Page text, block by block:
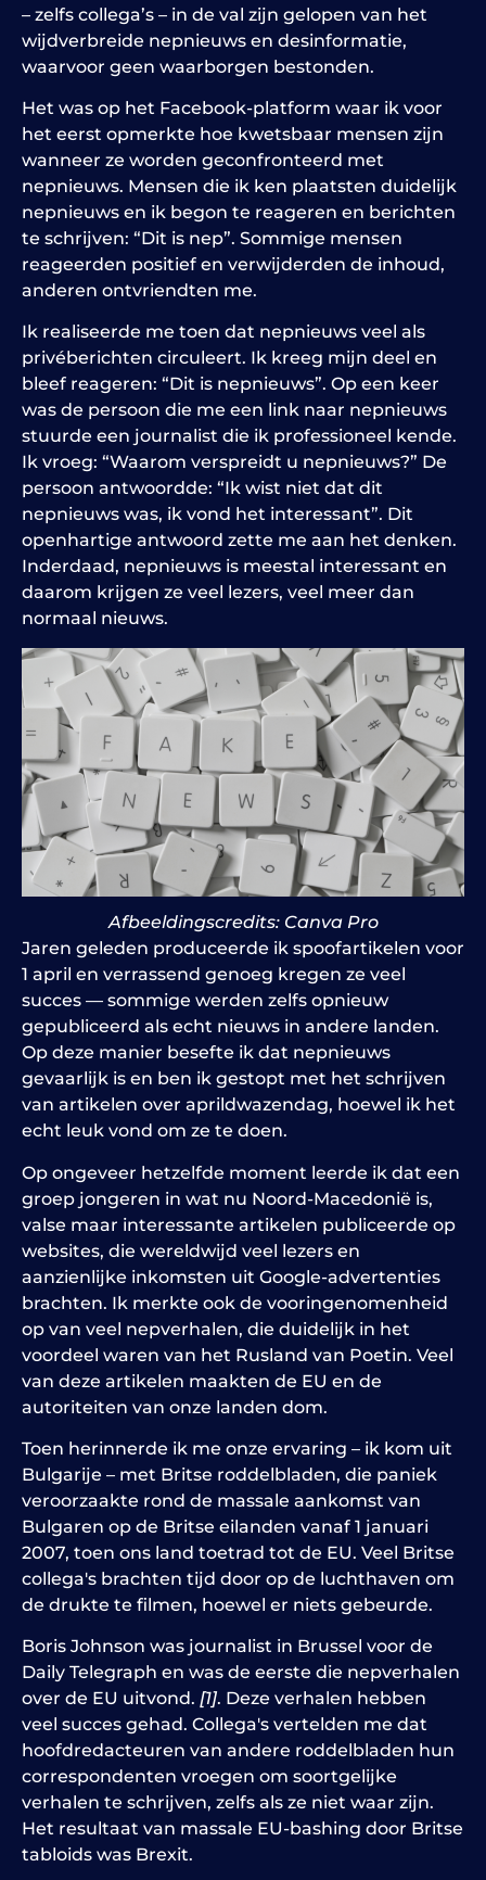
– zelfs collega’s – in de val zijn gelopen van het
wijdverbreide nepnieuws en desinformatie,
waarvoor geen waarborgen bestonden.
Het was op het Facebook-platform waar ik voor
het eerst opmerkte hoe kwetsbaar mensen zijn
wanneer ze worden geconfronteerd met
nepnieuws. Mensen die ik ken plaatsten duidelijk
nepnieuws en ik begon te reageren en berichten
te schrijven: “Dit is nep”. Sommige mensen
reageerden positief en verwijderden de inhoud,
anderen ontvriendten me.
Ik realiseerde me toen dat nepnieuws veel als
privéberichten circuleert. Ik kreeg mijn deel en
bleef reageren: “Dit is nepnieuws”. Op een keer
was de persoon die me een link naar nepnieuws
stuurde een journalist die ik professioneel kende.
Ik vroeg: “Waarom verspreidt u nepnieuws?” De
persoon antwoordde: “Ik wist niet dat dit
nepnieuws was, ik vond het interessant”. Dit
openhartige antwoord zette me aan het denken.
Inderdaad, nepnieuws is meestal interessant en
daarom krijgen ze veel lezers, veel meer dan
normaal nieuws.
Afbeeldingscredits: Canva Pro
Jaren geleden produceerde ik spoofartikelen voor
1 april en verrassend genoeg kregen ze veel
succes — sommige werden zelfs opnieuw
gepubliceerd als echt nieuws in andere landen.
Op deze manier besefte ik dat nepnieuws
gevaarlijk is en ben ik gestopt met het schrijven
van artikelen over aprildwazendag, hoewel ik het
echt leuk vond om ze te doen.
Op ongeveer hetzelfde moment leerde ik dat een
groep jongeren in wat nu Noord-Macedonië is,
valse maar interessante artikelen publiceerde op
websites, die wereldwijd veel lezers en
aanzienlijke inkomsten uit Google-advertenties
brachten. Ik merkte ook de vooringenomenheid
op van veel nepverhalen, die duidelijk in het
voordeel waren van het Rusland van Poetin. Veel
van deze artikelen maakten de EU en de
autoriteiten van onze landen dom.
Toen herinnerde ik me onze ervaring – ik kom uit
Bulgarije – met Britse roddelbladen, die paniek
veroorzaakte rond de massale aankomst van
Bulgaren op de Britse eilanden vanaf 1 januari
2007, toen ons land toetrad tot de EU. Veel Britse
collega's brachten tijd door op de luchthaven om
de drukte te filmen, hoewel er niets gebeurde.
Boris Johnson was journalist in Brussel voor de
Daily Telegraph en was de eerste die nepverhalen
over de EU uitvond. [1]. Deze verhalen hebben
veel succes gehad. Collega's vertelden me dat
hoofdredacteuren van andere roddelbladen hun
correspondenten vroegen om soortgelijke
verhalen te schrijven, zelfs als ze niet waar zijn.
Het resultaat van massale EU-bashing door Britse
tabloids was Brexit.